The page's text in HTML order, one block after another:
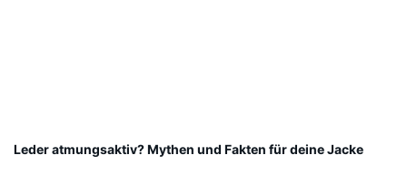
Leder atmungsaktiv? Mythen und Fakten für deine Jacke